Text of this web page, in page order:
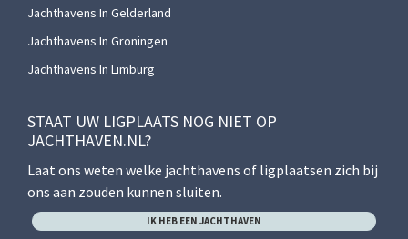
Jachthavens In Gelderland
Jachthavens In Groningen
Jachthavens In Limburg
STAAT UW LIGPLAATS NOG NIET OP
JACHTHAVEN.NL?
Laat ons weten welke jachthavens of ligplaatsen zich bij
ons aan zouden kunnen sluiten.
IK HEB EEN JACHTHAVEN